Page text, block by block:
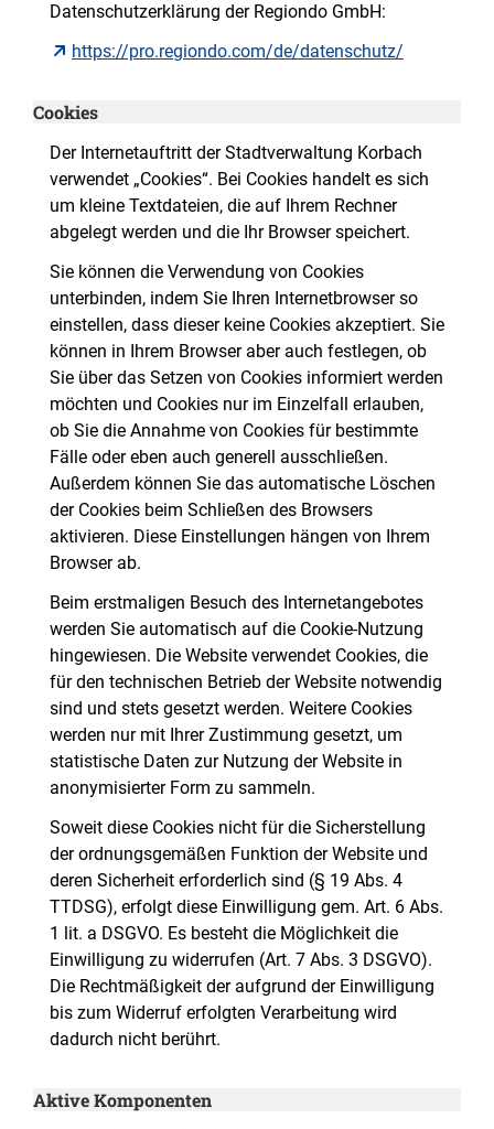
Datenschutzerklärung der Regiondo GmbH:
https://pro.regiondo.com/de/datenschutz/
Cookies
Der Internetauftritt der Stadtverwaltung Korbach
verwendet „Cookies“. Bei Cookies handelt es sich
um kleine Textdateien, die auf Ihrem Rechner
abgelegt werden und die Ihr Browser speichert.
Sie können die Verwendung von Cookies
unterbinden, indem Sie Ihren Internetbrowser so
einstellen, dass dieser keine Cookies akzeptiert. Sie
können in Ihrem Browser aber auch festlegen, ob
Sie über das Setzen von Cookies informiert werden
möchten und Cookies nur im Einzelfall erlauben,
ob Sie die Annahme von Cookies für bestimmte
Fälle oder eben auch generell ausschließen.
Außerdem können Sie das automatische Löschen
der Cookies beim Schließen des Browsers
aktivieren. Diese Einstellungen hängen von Ihrem
Browser ab.
Beim erstmaligen Besuch des Internetangebotes
werden Sie automatisch auf die Cookie-Nutzung
hingewiesen. Die Website verwendet Cookies, die
für den technischen Betrieb der Website notwendig
sind und stets gesetzt werden. Weitere Cookies
werden nur mit Ihrer Zustimmung gesetzt, um
statistische Daten zur Nutzung der Website in
anonymisierter Form zu sammeln.
Soweit diese Cookies nicht für die Sicherstellung
der ordnungsgemäßen Funktion der Website und
deren Sicherheit erforderlich sind (§ 19 Abs. 4
TTDSG), erfolgt diese Einwilligung gem. Art. 6 Abs.
1 lit. a DSGVO. Es besteht die Möglichkeit die
Einwilligung zu widerrufen (Art. 7 Abs. 3 DSGVO).
Die Rechtmäßigkeit der aufgrund der Einwilligung
bis zum Widerruf erfolgten Verarbeitung wird
dadurch nicht berührt.
Aktive Komponenten